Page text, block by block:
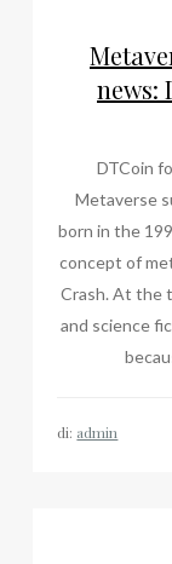
news:
DTCoin
Metaverse
born in the
concept of
Crash. At the
and science
di: admin